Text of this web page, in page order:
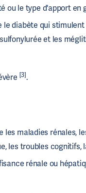
ou le type d'apport en
diabète qui
et les
[3].
maladies rénales,
les troubles cognitifs,
rénale ou